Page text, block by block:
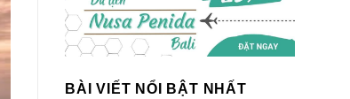
BÀI VIẾT NỔI BẬT NHẤT